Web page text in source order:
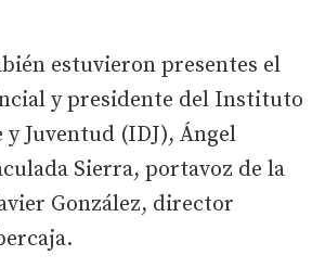
estuvieron presentes el
y presidente del Instituto
Juventud (IDJ), Ángel
Sierra, portavoz de la
González, director